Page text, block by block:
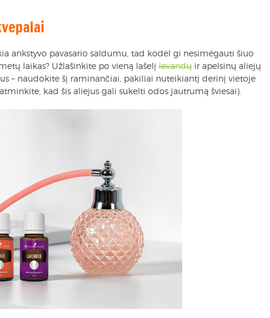
ankstyvo pavasario saldumu, tad kodėl gi nesimėgauti šiuo
laikas? Užlašinkite po vieną lašelį levandų ir apelsinų aliejų
– naudokite šį raminančiai, pakiliai nuteikiantį derinį vietoje
kad šis aliejus gali sukelti odos jautrumą šviesai).